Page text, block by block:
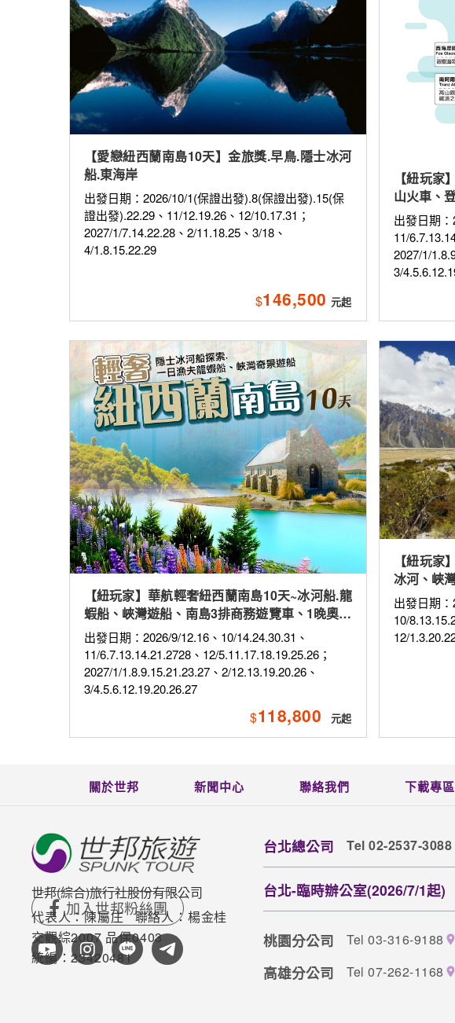
【愛戀紐西蘭南島10天】金旅獎.早鳥.隱士冰河
船.東海岸
出發日期：2026/10/1(保證出發).8(保證出發).15(保
證出發).22.29、11/12.19.26、12/10.17.31；
2027/1/7.14.22.28、2/11.18.25、3/18、
4/1.8.15.22.29
$146,500
【紐玩
山火車、
出發日期：
11/
2027/1/
3/
【紐玩家】華航輕奢紐西蘭南島10天~冰河船.龍
蝦船、峽灣遊船、南島3排商務遊覽車、1晚奧克
蘭5星飯店
出發日期：2026/9/12.16、10/14.24.30.31、
11/6.7.13.14.21.2728、12/5.11.17.18.19.25.26；
2027/1/1.8.9.15.21.23.27、2/12.13.19.20.26、
3/4.5.6.12.19.20.26.27
$118,800
【紐玩家
冰河、峽
出發日期
10/
12/
關於世邦 新聞中心 聯絡我們 下載專區
世邦(綜合)旅行社股份有限公司
代表人：陳屬庄
聯絡人：楊金桂
交觀綜2007 品保0403
統編：23420481
台北總公司 Tel 02-2537-3088
台北-臨時辦公室(2026/7/1起)
桃園分公司 Tel 03-316-9188
高雄分公司 Tel 07-262-1168